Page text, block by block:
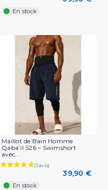
En stock
Maillot de Bain Homme
Qaba’il S26 – Swimshort
avec...
39,90 €
En stock